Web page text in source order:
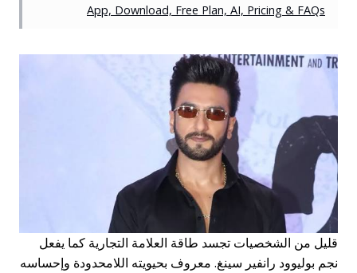
App, Download, Free Plan, AI, Pricing & FAQs
قليل من الشخصيات تجسد طاقة العلامة التجارية كما يفعل
نجم بوليوود رانفير سينغ. معروف بحيويته اللامحدودة وإحساسه